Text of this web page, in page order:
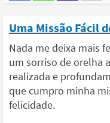
Uma Missão Fácil
Nada me deixa mais
um sorriso de orelha
realizada e
que cumpro minha
felicidade.